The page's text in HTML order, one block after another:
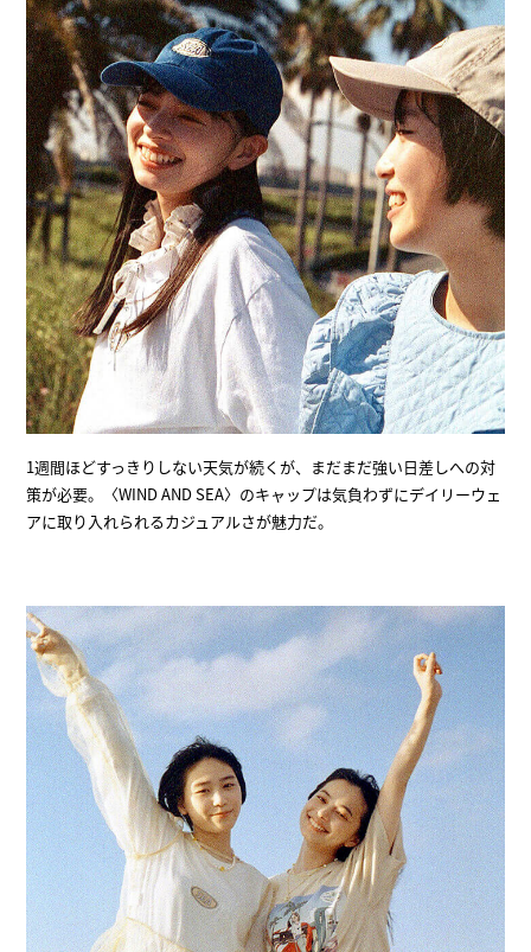
1週間ほどすっきりしない天気が続くが、まだまだ強い日差しへの対
策が必要。〈WIND AND SEA〉のキャップは気負わずにデイリーウェ
アに取り入れられるカジュアルさが魅力だ。